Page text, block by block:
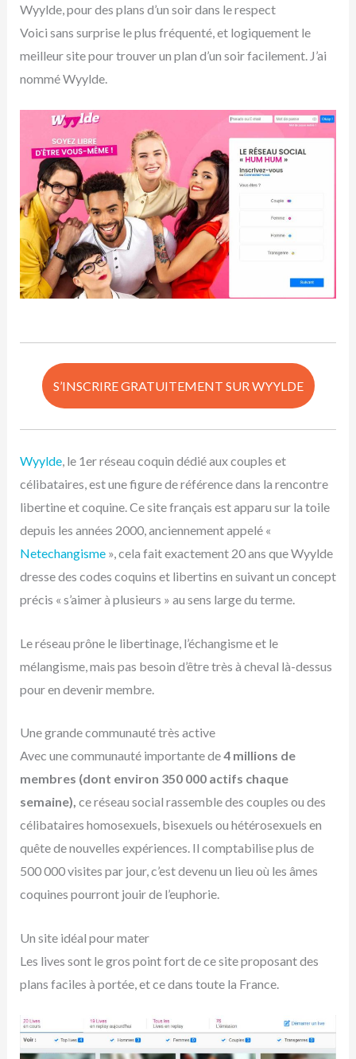
Wyylde, pour des plans d’un soir dans le respect
Voici sans surprise le plus fréquenté, et logiquement le
meilleur site pour trouver un plan d’un soir facilement. J’ai
nommé Wyylde.
S’INSCRIRE GRATUITEMENT SUR WYYLDE
Wyylde, le 1er réseau coquin dédié aux couples et
célibataires, est une figure de référence dans la rencontre
libertine et coquine. Ce site français est apparu sur la toile
depuis les années 2000, anciennement appelé «
Netechangisme», cela fait exactement 20 ans que Wyylde
dresse des codes coquins et libertins en suivant un concept
précis « s’aimer à plusieurs » au sens large du terme.
Le réseau prône le libertinage, l’échangisme et le
mélangisme, mais pas besoin d’être très à cheval là-dessus
pour en devenir membre.
Une grande communauté très active
Avec une communauté importante de4 millions de
membres (dont environ 350 000 actifs chaque
semaine), ce réseau social rassemble des couples ou des
célibataires homosexuels, bisexuels ou hétérosexuels en
quête de nouvelles expériences. Il comptabilise plus de
500 000 visites par jour, c’est devenu un lieu où les âmes
coquines pourront jouir de l’euphorie.
Un site idéal pour mater
Les lives sont le gros point fort de ce site proposant des
plans faciles à portée, et ce dans toute la France.